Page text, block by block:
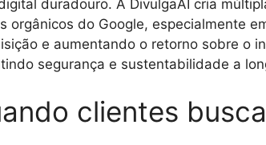
duradouro. A DivulgaAI cria
orgânicos do Google, especialmente
e aumentando o retorno sobre o
segurança e sustentabilidade a
clientes